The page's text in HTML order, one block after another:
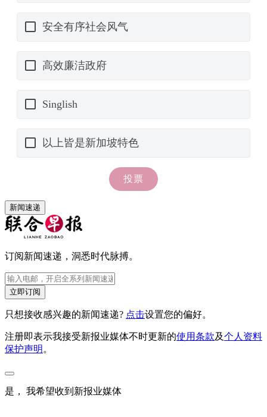
新闻速递
订阅新闻速递，洞悉时代脉搏。
立即订阅
只想接收感兴趣的新闻速递? 点击设置您的偏好。
注册即表示我接受新报业媒体不时更新的使用条款及个人资料
保护声明 。
是， 我希望收到新报业媒体